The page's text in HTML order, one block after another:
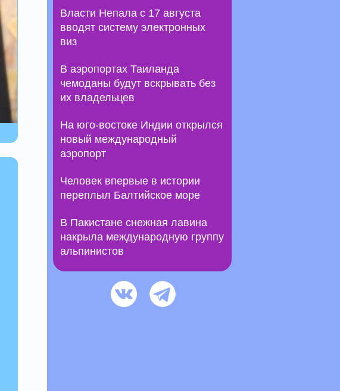
Власти Непала с 17 августа
вводят систему электронных
виз
В аэропортах Таиланда
чемоданы будут вскрывать без
их владельцев
На юго-востоке Индии открылся
новый международный
аэропорт
Человек впервые в истории
переплыл Балтийское море
В Пакистане снежная лавина
накрыла международную группу
альпинистов